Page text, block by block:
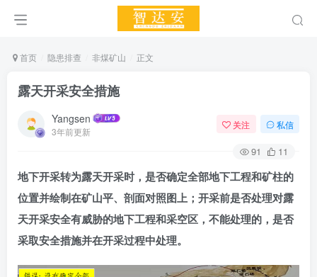
首页 隐患排查 非煤矿山 正文
露天开采安全措施
Yangsen
3年前更新
关注 私信
91 11
地下开采转为露天开采时，是否确定全部地下工程和矿柱的
位置并绘制在矿山平、剖面对照图上；开采前是否处理对露
天开采安全有威胁的地下工程和采空区，不能处理的，是否
采取安全措施并在开采过程中处理。